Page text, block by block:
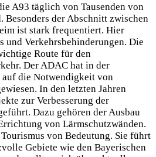
A93 täglich von Tausenden von
Besonders der Abschnitt zwischen
ist stark frequentiert. Hier
und Verkehrsbehinderungen. Die
Route für den
Der ADAC hat in der
die Notwendigkeit von
In den letzten Jahren
zur Verbesserung der
Dazu gehören der Ausbau
von Lärmschutzwänden.
von Bedeutung. Sie führt
Gebiete wie den Bayerischen